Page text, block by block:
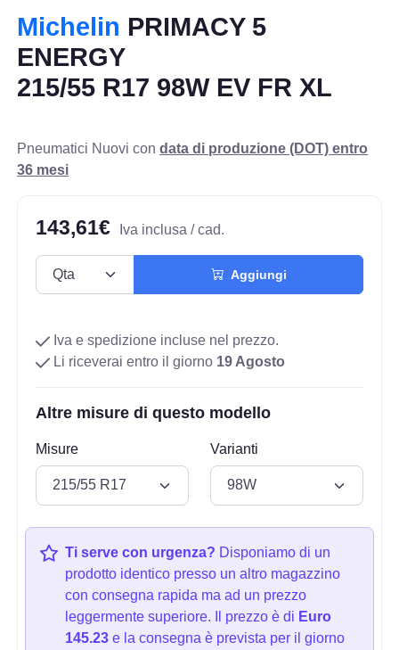
Michelin PRIMACY 5
ENERGY
215/55 R17 98W EV FR XL
Pneumatici Nuovi condata di produzione (DOT) entro
36 mesi
143,61€ Iva inclusa / cad.
Aggiungi
Iva e spedizione incluse nel prezzo.
Li riceverai entro il giorno 19 Agosto
Altre misure di questo modello
Misure Varianti
Ti serve con urgenza? Disponiamo di un
prodotto identico presso un altro magazzino
con consegna rapida ma ad un prezzo
leggermente superiore. Il prezzo è di Euro
145.23 e la consegna è prevista per il giorno